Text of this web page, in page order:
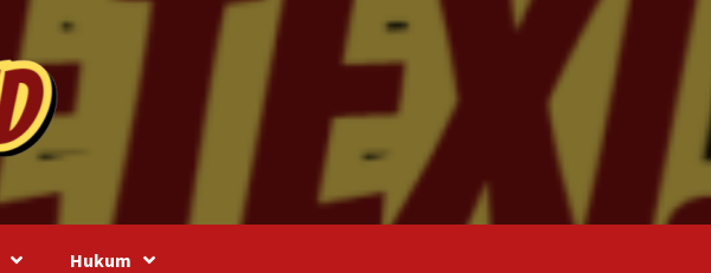
Hukum